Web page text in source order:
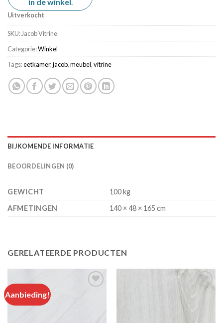
Uitverkocht
SKU: Jacob Vitrine
Categorie:Winkel
Tags:eetkamer,jacob,meubel,vitrine
BIJKOMENDE INFORMATIE
BEOORDELINGEN (0)
GEWICHT
100 kg
AFMETINGEN
140 × 48 × 165 cm
GERELATEERDE PRODUCTEN
Aanbieding!